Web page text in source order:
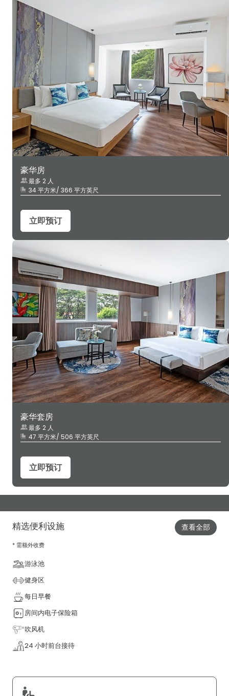
豪华房
最多 2 人
34 平方米/ 366 平方英尺
立即预订
豪华套房
最多 2 人
47 平方米/ 506 平方英尺
立即预订
精选便利设施
* 需额外收费
查看全部
游泳池
健身区
每日早餐
房间内电子保险箱
吹风机
24 小时前台接待